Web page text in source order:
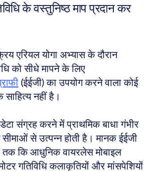
के वस्तुनिष्ठ माप प्रदान कर
एरियल योगा अभ्यास के दौरान
(ईईजी) का उपयोग करने वाला कोई
साहित्य नहीं है।
संग्रह करने में प्राथमिक बाधा गंभीर
से उत्पन्न होती है। मानक ईईजी
कि आधुनिक वायरलेस मोबाइल
गतिविधि कलाकृतियों और मांसपेशियों